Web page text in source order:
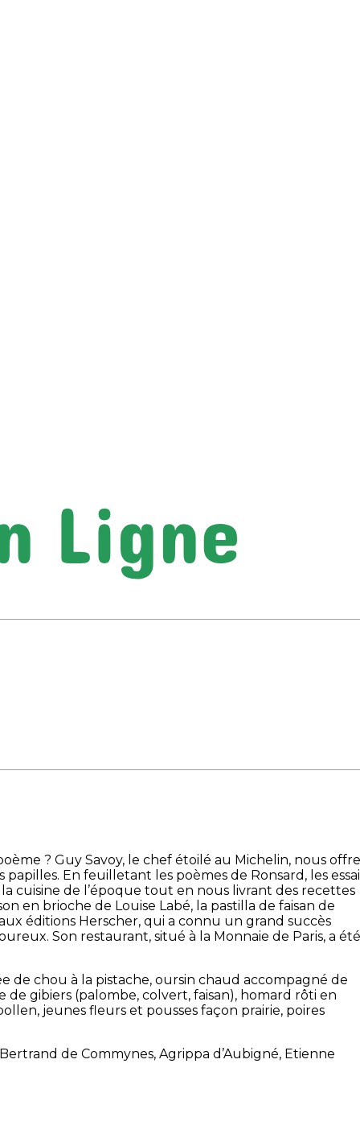
? Guy Savoy, le chef étoilé au Michelin, nous offre
En feuilletant les poèmes de Ronsard, les
cuisine de l’époque tout en nous livrant des recettes
en brioche de Louise Labé, la pastilla de faisan de
éditions Herscher, qui a connu un grand succès
Son restaurant, situé à la Monnaie de Paris, a été
de chou à la pistache, oursin chaud accompagné de
gibiers (palombe, colvert, faisan), homard rôti en
jeunes fleurs et pousses façon prairie, poires
de Commynes, Agrippa d’Aubigné, Etienne